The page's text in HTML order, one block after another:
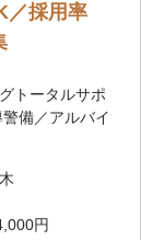
／採用率
トータルサポ
備／アルバイ
円